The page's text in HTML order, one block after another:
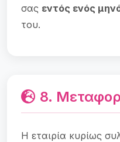
σας εντός ενός
του.
8.
Η εταιρία κυρίως